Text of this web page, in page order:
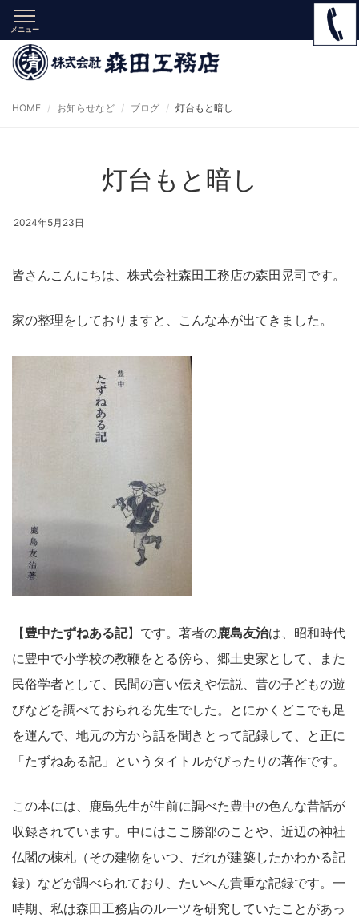
メニュー
HOME お知らせなど ブログ 灯台もと暗し
灯台もと暗し
2024年5月23日
皆さんこんにちは、株式会社森田工務店の森田晃司です。
家の整理をしておりますと、こんな本が出てきました。
【豊中たずねある記】です。著者の鹿島友治は、昭和時代
に豊中で小学校の教鞭をとる傍ら、郷土史家として、また
民俗学者として、民間の言い伝えや伝説、昔の子どもの遊
びなどを調べておられる先生でした。とにかくどこでも足
を運んで、地元の方から話を聞きとって記録して、と正に
「たずねある記」というタイトルがぴったりの著作です。
この本には、鹿島先生が生前に調べた豊中の色んな昔話が
収録されています。中にはここ勝部のことや、近辺の神社
仏閣の棟札（その建物をいつ、だれが建築したかわかる記
録）などが調べられており、たいへん貴重な記録です。一
時期、私は森田工務店のルーツを研究していたことがあっ